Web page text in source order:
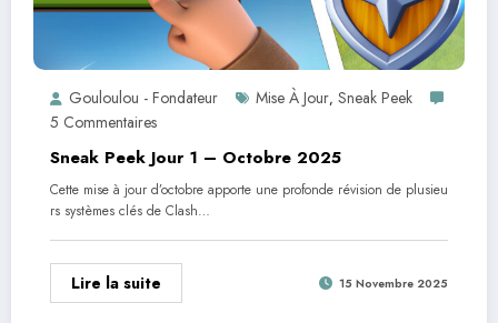
Gouloulou - Fondateur Mise À Jour, Sneak Peek
5 Commentaires
Sneak Peek Jour 1 – Octobre 2025
Cette mise à jour d’octobre apporte une profonde révision de plusieu
rs systèmes clés de Clash…
Lire la suite 15 Novembre 2025